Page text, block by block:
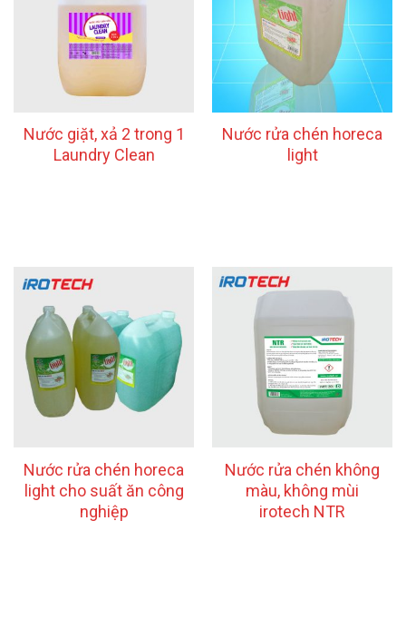
Nước giặt, xả 2 trong 1
Laundry Clean
Nước rửa chén horeca
light
Nước rửa chén horeca
light cho suất ăn công
nghiệp
Nước rửa chén không
màu, không mùi
irotech NTR